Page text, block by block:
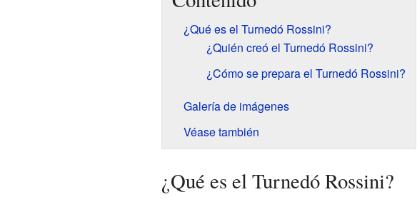
¿Qué es el Turnedó Rossini?
¿Quién creó el Turnedó Rossini?
¿Cómo se prepara el Turnedó Rossini?
Galería de imágenes
Véase también
¿Qué es el Turnedó Rossini?